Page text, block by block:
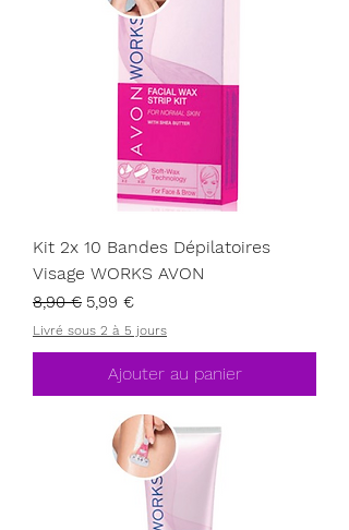
Kit 2x 10 Bandes Dépilatoires
Visage WORKS AVON
Prix original
8,90 € Prix promotionnel
5,99 €
Livré sous 2 à 5 jours
Ajouter au panier